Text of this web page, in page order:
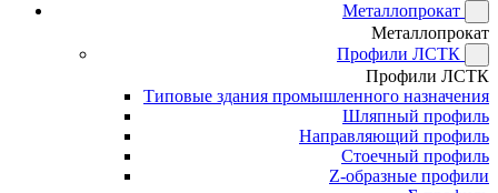
Металлопрокат
Металлопрокат
Профили ЛСТК
Профили ЛСТК
Типовые здания промышленного назначения
Шляпный профиль
Направляющий профиль
Стоечный профиль
Z-образные профили